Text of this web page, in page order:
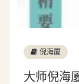
倪海厦
大师倪海